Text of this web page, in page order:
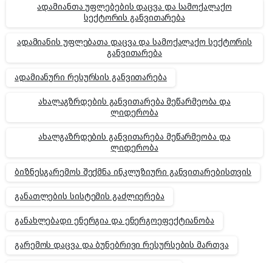
ადამიანთა უფლებების დაცვა და სამოქალაქო
სექტორის განვითარება
ადამიანის უფლებათა დაცვა და სამოქალაქო სექტორის
განვითარება
ადამიანური რესურსის განვითარება
ახალაგზრდების განვითარება მეწარმეობა და
ლიდერობა
ახალგაზრდების განვითარება მეწარმეობა და
ლიდერობა
ბიზნესგარემოს შექმნა ინკლუზიური განვითარებისთვის
განათლების სისტემის გაძლიერება
განახლებადი ენერგია და ენერგოეფექტიანობა
გარემოს დაცვა და ბუნებრივი რესურსების მართვა